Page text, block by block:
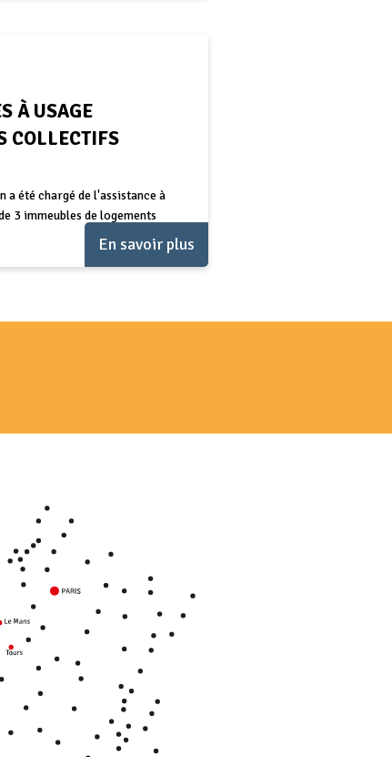
À USAGE
COLLECTIFS
été chargé de l'assistance à
3 immeubles de logements
En savoir plus